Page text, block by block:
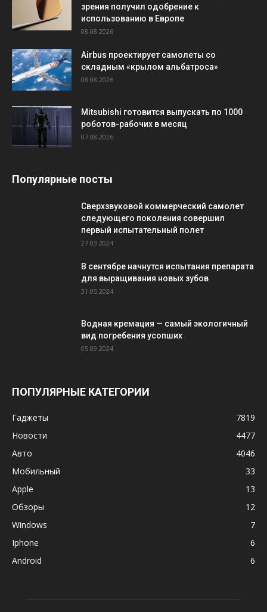
зрения получил одобрение к
использованию в Европе
08.08.2026
Airbus проектирует самолеты со
складным «крылом альбатроса»
08.08.2026
Mitsubishi готовится выпускать по 1000
роботов-рабочих в месяц
07.08.2026
Популярные посты
Сверхзвуковой коммерческий самолет
следующего поколения совершил
первый испытательный полет
27.03.2024
В сентябре начнутся испытания препарата
для выращивания новых зубов
31.05.2024
Водная кремация — самый экологичный
вид погребения усопших
05.09.2024
ПОПУЛЯРНЫЕ КАТЕГОРИИ
Гаджеты
7819
Новости
4477
Авто
4046
Мобильный
33
Apple
13
Обзоры
12
Windows
7
Iphone
6
Android
6